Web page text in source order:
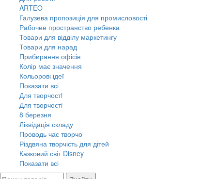
ARTEO
Галузева пропозиція для промисловості
Рабочее пространство ребенка
Товари для відділу маркетингу
Товари для нарад
Прибирання офісів
Колір має значення
Кольорові ідеї
Показати всі
Для творчостi
Для творчостi
8 березня
Ліквідація складу
Проводь час творчо
Різдвяна творчість для дітей
Казковий світ Disney
Показати всі